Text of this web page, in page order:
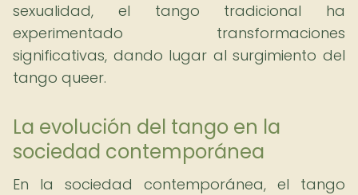
sexualidad, el tango tradicional ha
experimentado transformaciones
significativas, dando lugar al surgimiento del
tango queer.
La evolución del tango en la
sociedad contemporánea
En la sociedad contemporánea, el tango